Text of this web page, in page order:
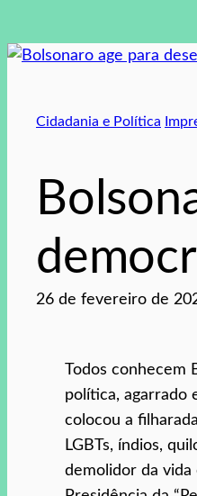
Cidadania e Política
26 de fevereiro de
Todos conhecem
política, agarrado
colocou a
LGBTs, índios,
demolidor da vida